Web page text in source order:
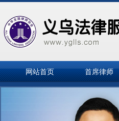
网站首页 首席律师